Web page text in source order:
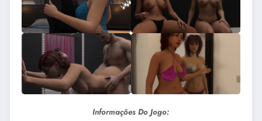
Informações Do Jogo: